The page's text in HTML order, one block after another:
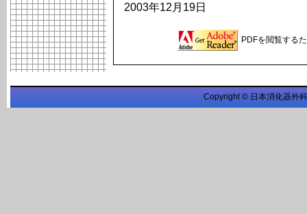
2003年12月19日
PDFを閲覧する
Copyright © 日本消化器外